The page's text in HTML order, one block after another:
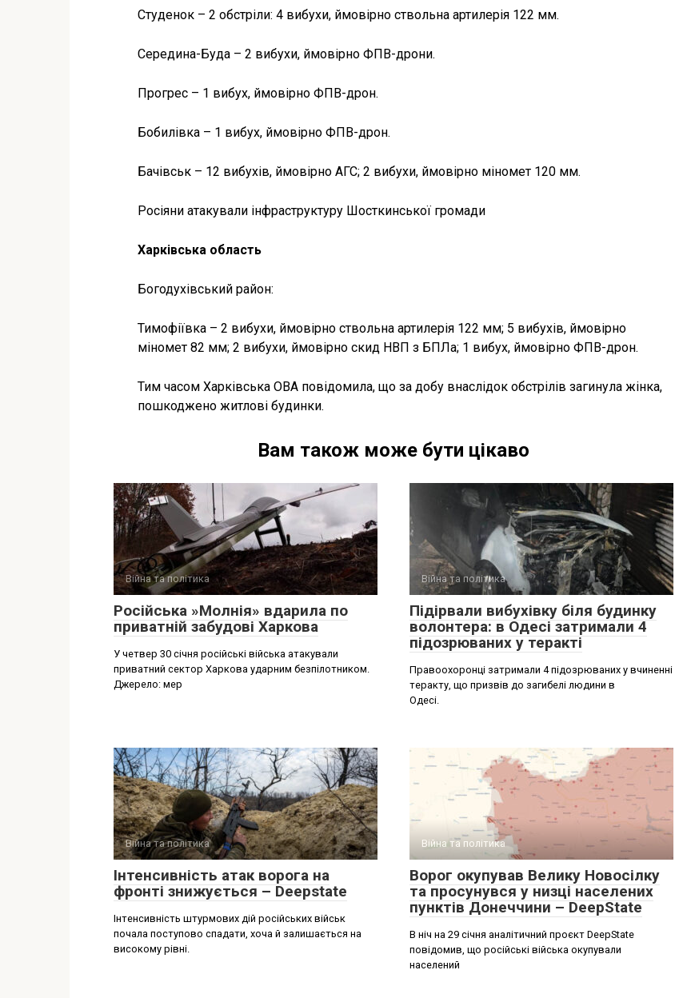
Студенок – 2 обстріли: 4 вибухи, ймовірно ствольна артилерія 122 мм.
Середина-Буда – 2 вибухи, ймовірно ФПВ-дрони.
Прогрес – 1 вибух, ймовірно ФПВ-дрон.
Бобилівка – 1 вибух, ймовірно ФПВ-дрон.
Бачівськ – 12 вибухів, ймовірно АГС; 2 вибухи, ймовірно міномет 120 мм.
Росіяни атакували інфраструктуру Шосткинської громади
Харківська область
Богодухівський район:
Тимофіївка – 2 вибухи, ймовірно ствольна артилерія 122 мм; 5 вибухів, ймовірно
міномет 82 мм; 2 вибухи, ймовірно скид НВП з БПЛа; 1 вибух, ймовірно ФПВ-дрон.
Тим часом Харківська ОВА повідомила, що за добу внаслідок обстрілів загинула жінка,
пошкоджено житлові будинки.
Вам також може бути цікаво
Війна та політика
Російська »Молнія» вдарила по
приватній забудові Харкова
У четвер 30 січня російські війська атакували
приватний сектор Харкова ударним безпілотником.
Джерело: мер
Війна та політика
Підірвали вибухівку біля будинку
волонтера: в Одесі затримали 4
підозрюваних у теракті
Правоохоронці затримали 4 підозрюваних у вчиненні
теракту, що призвів до загибелі людини в
Одесі.
Війна та політика
Інтенсивність атак ворога на
фронті знижується – Deepstate
Інтенсивність штурмових дій російських військ
почала поступово спадати, хоча й залишається на
високому рівні.
Війна та політика
Ворог окупував Велику Новосілку
та просунувся у низці населених
пунктів Донеччини – DeepState
В ніч на 29 січня аналітичний проєкт DeepState
повідомив, що російські війська окупували
населений